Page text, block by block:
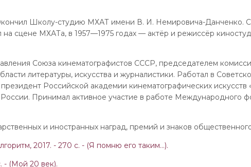
Школу-студию МХАТ имени В. И. Немировича-Данченко.
на сцене МХАТа, в 1957—1975 годах — актёр и режиссёр
Союза кинематографистов СССР, председателем
литературы, искусства и журналистики. Работал в
Российской академии кинематографических искусств
Принимал активное участие в работе Международного
и иностранных наград, премий и знаков
2017. - 270 с. - (Я помню его таким…).
- (Мой 20 век).